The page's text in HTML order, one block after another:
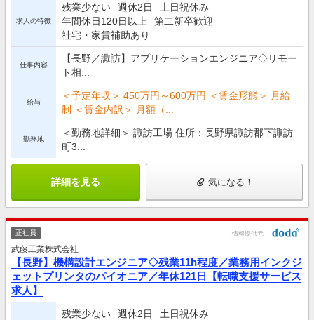
求人の特徴
残業少ない 週休2日
土日祝休み
年間休日120日以上
第二新卒歓迎
社宅・家賃補助あり
仕事内容
【長野／諏訪】アプリケーションエンジニア◇リモー
ト相...
給与
＜予定年収＞ 450万円～600万円 ＜賃金形態＞ 月給
制 ＜賃金内訳＞ 月額（...
勤務地
＜勤務地詳細＞ 諏訪工場 住所：長野県諏訪郡下諏訪
町3...
詳細を見る 気になる！
正社員 情報提供元
武藤工業株式会社
【長野】機構設計エンジニア◇残業11h程度／業務用インクジ
ェットプリンタのパイオニア／年休121日【転職支援サービス
求人】
残業少ない 週休2日
土日祝休み